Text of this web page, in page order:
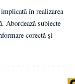
în realizarea
Abordează subiecte
corectă și